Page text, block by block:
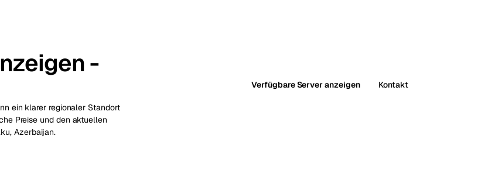
-
ein klarer regionaler Standort
Preise und den aktuellen
Azerbaijan.
Verfügbare Server anzeigen Kontakt